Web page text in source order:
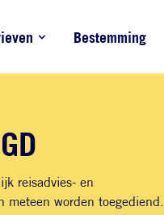
Bestemming
reisadvies- en
meteen worden toegediend.